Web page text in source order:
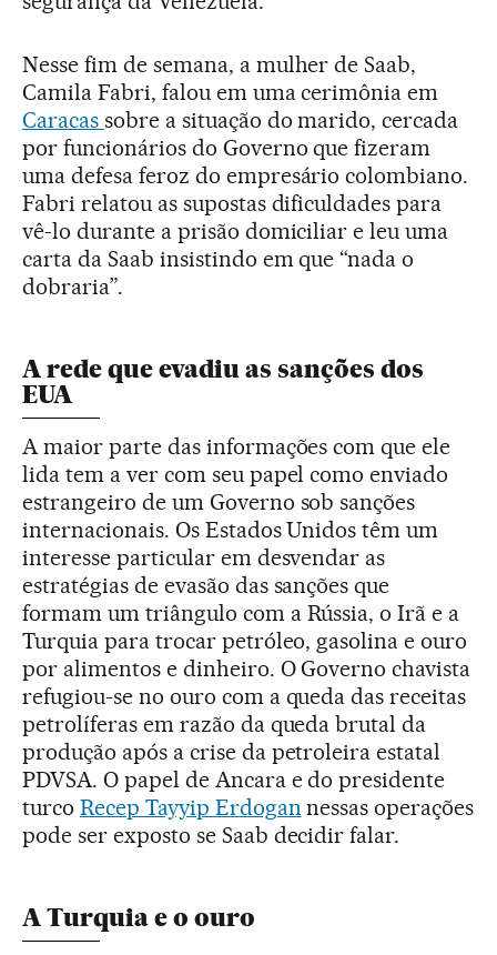
Nesse fim de semana, a mulher de Saab,
Camila Fabri, falou em uma cerimônia em
Caracas sobre a situação do marido, cercada
por funcionários do Governo que fizeram
uma defesa feroz do empresário colombiano.
Fabri relatou as supostas dificuldades para
vê-lo durante a prisão domiciliar e leu uma
carta da Saab insistindo em que “nada o
dobraria”.
A rede que evadiu as sanções dos
EUA
A maior parte das informações com que ele
lida tem a ver com seu papel como enviado
estrangeiro de um Governo sob sanções
internacionais. Os Estados Unidos têm um
interesse particular em desvendar as
estratégias de evasão das sanções que
formam um triângulo com a Rússia, o Irã e a
Turquia para trocar petróleo, gasolina e ouro
por alimentos e dinheiro. O Governo chavista
refugiou-se no ouro com a queda das receitas
petrolíferas em razão da queda brutal da
produção após a crise da petroleira estatal
PDVSA. O papel de Ancara e do presidente
turco Recep Tayyip Erdogan nessas operações
pode ser exposto se Saab decidir falar.
A Turquia e o ouro